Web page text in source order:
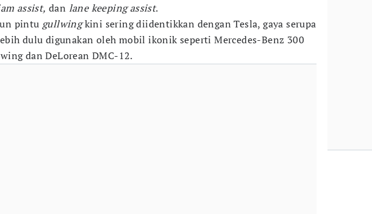
assist, dan lane keeping assist.
pintu gullwingkini sering diidentikkan dengan Tesla, gaya serupa
dulu digunakan oleh mobil ikonik seperti Mercedes-Benz 300
dan DeLorean DMC-12.